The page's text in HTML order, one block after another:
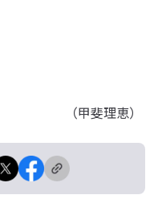
（甲斐理恵）